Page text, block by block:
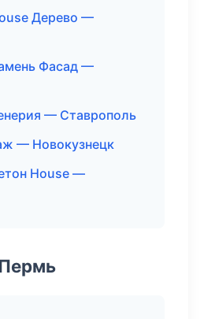
Дерево —
Фасад —
— Ставрополь
— Новокузнецк
House —